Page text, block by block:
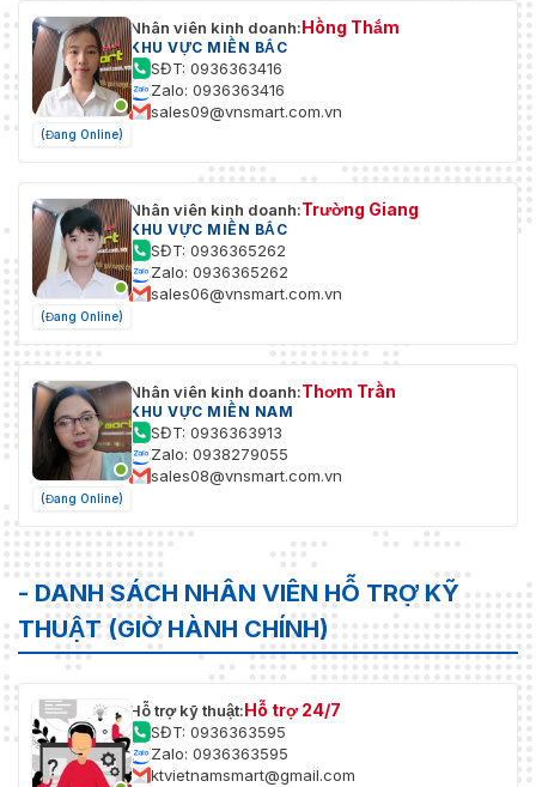
(Đang Online)
Nhân viên kinh doanh:Hồng Thắm
KHU VỰC MIỀN BẮC
SĐT: 0936363416
Zalo: 0936363416
sales09@vnsmart.com.vn
(Đang Online)
Nhân viên kinh doanh:Trường Giang
KHU VỰC MIỀN BẮC
SĐT: 0936365262
Zalo: 0936365262
sales06@vnsmart.com.vn
(Đang Online)
Nhân viên kinh doanh:Thơm Trần
KHU VỰC MIỀN NAM
SĐT: 0936363913
Zalo: 0938279055
sales08@vnsmart.com.vn
- DANH SÁCH NHÂN VIÊN HỖ TRỢ KỸ
THUẬT (GIỜ HÀNH CHÍNH)
Hỗ trợ kỹ thuật:Hỗ trợ 24/7
SĐT: 0936363595
Zalo: 0936363595
ktvietnamsmart@gmail.com